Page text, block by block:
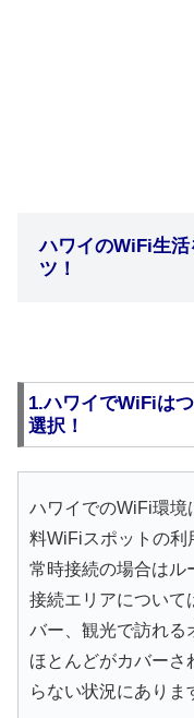
ハワイのWiFi生
ツ！
1.ハワイでWiFiは
選択！
ハワイでのWiFi環境
料WiFiスポットの利
常時接続の場合はル
接続エリアについて
バー、観光で訪れる
ほとんどがカバーさ
らない状況にありま